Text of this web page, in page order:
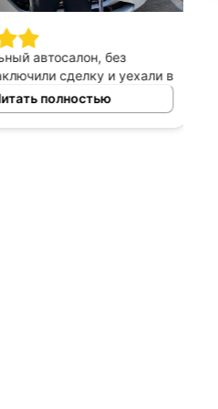
автосалон, без
сделку и уехали в
на новой машине.
полностью